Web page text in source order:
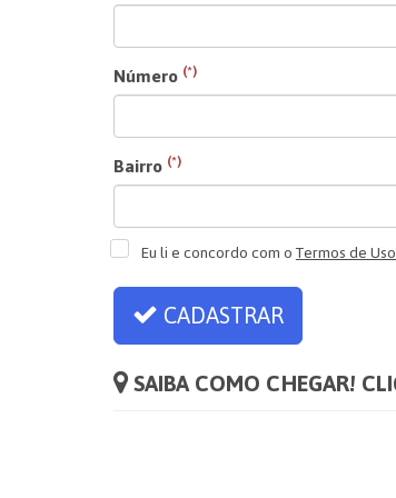
Número (*)
Bairro (*)
Eu li e concordo com oTermos de
CADASTRAR
SAIBA COMO CHEGAR!